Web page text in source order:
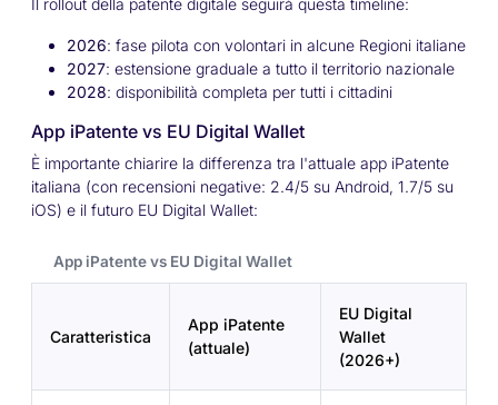
Il rollout della patente digitale seguirà questa timeline:
2026: fase pilota con volontari in alcune Regioni italiane
2027: estensione graduale a tutto il territorio nazionale
2028: disponibilità completa per tutti i cittadini
App iPatente vs EU Digital Wallet
È importante chiarire la differenza tra l'attuale app iPatente
italiana (con recensioni negative: 2.4/5 su Android, 1.7/5 su
iOS) e il futuro EU Digital Wallet:
App iPatente vs EU Digital Wallet
Caratteristica
App iPatente
(attuale)
EU Digital
Wallet
(2026+)